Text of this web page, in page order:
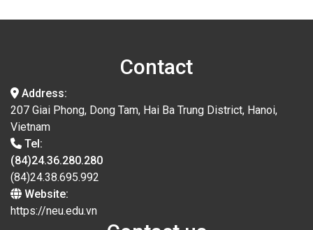
Contact
Address:
207 Giai Phong, Dong Tam, Hai Ba Trung District, Hanoi,
Vietnam
Tel:
(84)24.36.280.280
(84)24.38.695.992
Website:
https://neu.edu.vn